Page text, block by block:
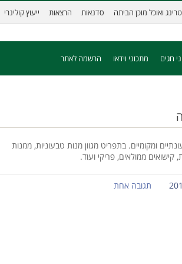
ואוכל מוכן הביתה סדנאות הרצאות ייעוץ קולינרי
חגים מתכוני וידאו הרשמה לאתר
ומקומיים. בתפריט מגוון מנות טבעוניות, ממנות
קישואים ממולאים, פריקי ועוד.
תגובה אחת